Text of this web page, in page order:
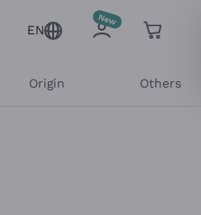
EN
Origin Others